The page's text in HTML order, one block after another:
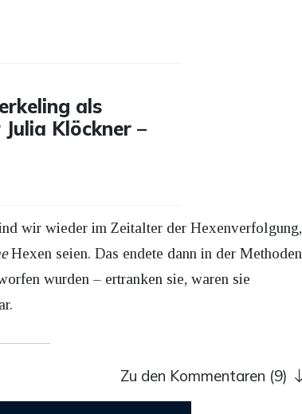
als
Klöckner –
wir wieder im Zeitalter der Hexenverfolgung,
Hexen seien. Das endete dann in der Methoden
wurden – ertranken sie, waren sie
Zu den Kommentaren (9)